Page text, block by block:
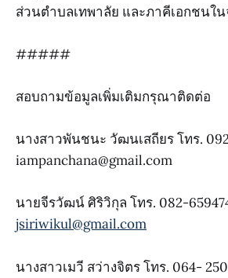
ส่วนตำบลเทพาลัย และภาคีเอกชนใ
#####
สอบถามข้อมูลเพิ่มเติมกรุณาติดต่อ
นางสาวพันชนะ วัฒนเสถียร โทร.
iampanchana@gmail.com
นายจีรวัฒน์ ศิริวิกุล โทร. 082-
jsiriwikul@gmail.com
นางสาวเมวี สว่างจิตร โทร. 064-